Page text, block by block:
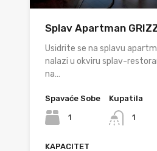
Splav Apartman
Usidrite se na splavu
nalazi u okviru splav-
na…
Spavaće Sobe
1
Kupatila
1
KAPACITET